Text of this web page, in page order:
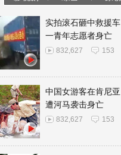
实拍滚石砸中救援车
一青年志愿者身亡
832,627 153
中国女游客在肯尼亚
遭河马袭击身亡
832,627 153